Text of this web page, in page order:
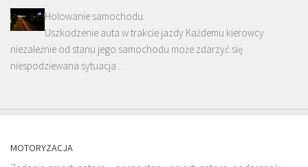
Holowanie samochodu.
Uszkodzenie auta w trakcie jazdy Każdemu kierowcy
niezależnie od stanu jego samochodu może zdarzyć się
niespodziewana sytuacja …
MOTORYZACJA